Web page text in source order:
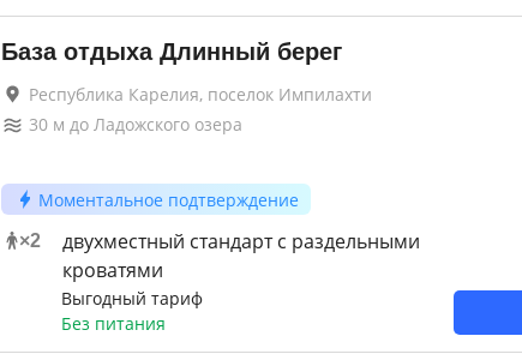
База отдыха Длинный берег
Республика Карелия, поселок Импилахти
30м до Ладожского озера
Моментальное подтверждение
×2
двухместный стандарт с раздельными
кроватями
Выгодный тариф
Без питания